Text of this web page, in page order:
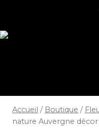
Accueil / Boutique /
nature Auvergne